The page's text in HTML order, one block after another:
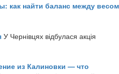
как найти баланс между весом
У Чернівцях відбулася акція
из Калиновки — что